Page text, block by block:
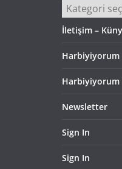
Kategoriler
İletişim –
Harbiyiyorum
Harbiyiyorum
Newsletter
Sign In
Sign In